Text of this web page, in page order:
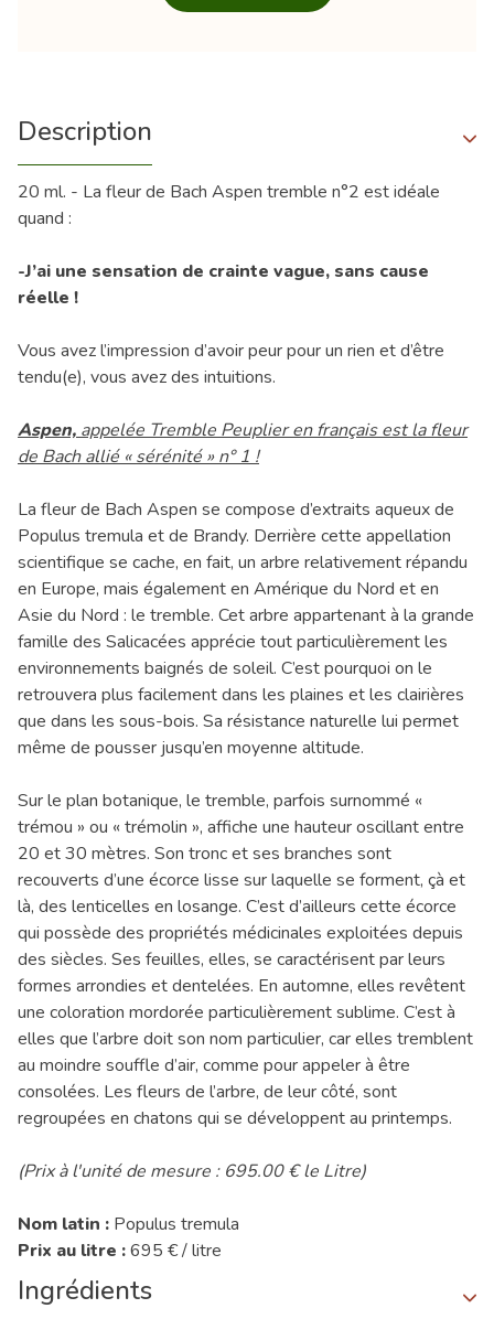
Description
20 ml. - La fleur de Bach Aspen tremble n°2 est idéale
quand :
-J’ai une sensation de crainte vague, sans cause
réelle !
Vous avez l’impression d’avoir peur pour un rien et d’être
tendu(e), vous avez des intuitions.
Aspen, appelée Tremble Peuplier en français est la fleur
de Bach allié « sérénité » n° 1 !
La fleur de Bach Aspen se compose d’extraits aqueux de
Populus tremula et de Brandy. Derrière cette appellation
scientifique se cache, en fait, un arbre relativement répandu
en Europe, mais également en Amérique du Nord et en
Asie du Nord : le tremble. Cet arbre appartenant à la grande
famille des Salicacées apprécie tout particulièrement les
environnements baignés de soleil. C’est pourquoi on le
retrouvera plus facilement dans les plaines et les clairières
que dans les sous-bois. Sa résistance naturelle lui permet
même de pousser jusqu’en moyenne altitude.
Sur le plan botanique, le tremble, parfois surnommé «
trémou » ou « trémolin », affiche une hauteur oscillant entre
20 et 30 mètres. Son tronc et ses branches sont
recouverts d’une écorce lisse sur laquelle se forment, çà et
là, des lenticelles en losange. C’est d’ailleurs cette écorce
qui possède des propriétés médicinales exploitées depuis
des siècles. Ses feuilles, elles, se caractérisent par leurs
formes arrondies et dentelées. En automne, elles revêtent
une coloration mordorée particulièrement sublime. C’est à
elles que l’arbre doit son nom particulier, car elles tremblent
au moindre souffle d’air, comme pour appeler à être
consolées. Les fleurs de l’arbre, de leur côté, sont
regroupées en chatons qui se développent au printemps.
(Prix à l'unité de mesure : 695.00 € le Litre)
Nom latin : Populus tremula
Prix au litre :695 € / litre
Ingrédients